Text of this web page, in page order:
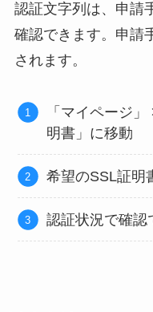
認証文字列は、申請
確認できます。申請
されます。
「マイページ
明書」に移動
希望のSSL証明
認証状況で確認